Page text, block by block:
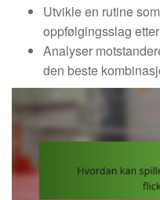
Utvikle en rutine
oppfølgingsslag
Analyser
den beste